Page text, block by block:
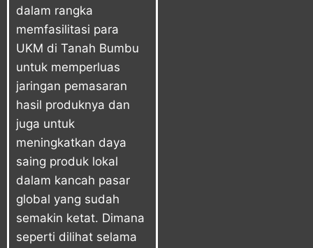
dalam rangka
memfasilitasi para
UKM di Tanah Bumbu
untuk memperluas
jaringan pemasaran
hasil produknya dan
juga untuk
meningkatkan daya
saing produk lokal
dalam kancah pasar
global yang sudah
semakin ketat. Dimana
seperti dilihat selama